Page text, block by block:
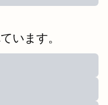
います。